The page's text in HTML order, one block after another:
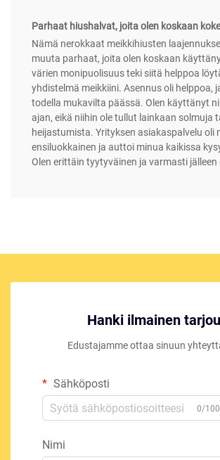
Parhaat hiushalvat, joita olen koskaan
Nämä nerokkaat meikkihiusten
muuta parhaat, joita olen koskaan
värien monipuolisuus teki siitä helppoa
yhdistelmä meikkiini. Asennus oli helppoa,
todella mukavilta päässä. Olen käyttänyt
ajan, eikä niihin ole tullut lainkaan solmuja
heijastumista. Yrityksen asiakaspalvelu oli
ensiluokkainen ja auttoi minua kaikissa
Olen erittäin tyytyväinen ja varmasti jälleen
Hanki ilmainen
Edustajamme ottaa sinuun
Sähköposti
0/100
Nimi